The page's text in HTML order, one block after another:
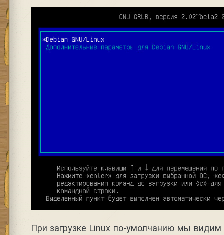
При загрузке Linux по-умолчанию мы видим